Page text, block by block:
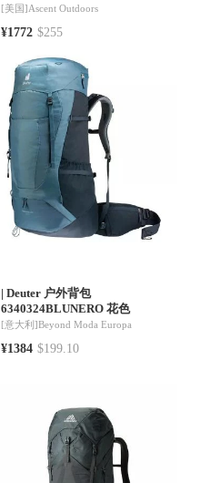
[美国]Ascent Outdoors
¥1772 $255
|Deuter 户外背包
6340324BLUNERO 花色
[意大利]Beyond Moda Europa
¥1384 $199.10